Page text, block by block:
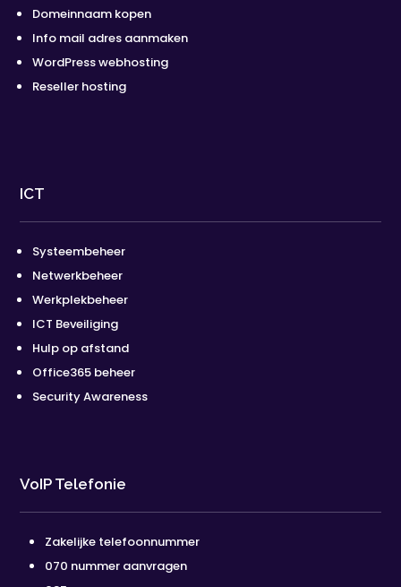
Domeinnaam kopen
Info mail adres aanmaken
WordPress webhosting
Reseller hosting
ICT
Systeembeheer
Netwerkbeheer
Werkplekbeheer
ICT Beveiliging
Hulp op afstand
Office365 beheer
Security Awareness
VoIP Telefonie
Zakelijke telefoonnummer
070 nummer aanvragen